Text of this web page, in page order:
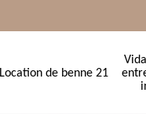
Location de benne 21